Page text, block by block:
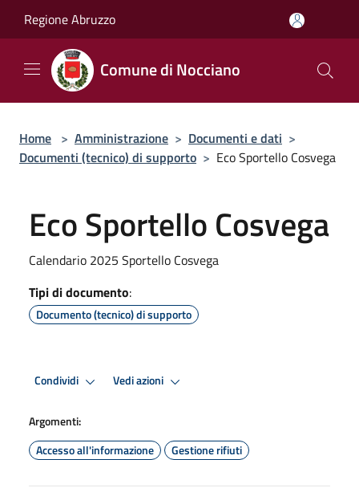
Regione Abruzzo
Comune di Nocciano
Home > Amministrazione > Documenti e dati >
Documenti (tecnico) di supporto > Eco Sportello Cosvega
Eco Sportello Cosvega
Calendario 2025 Sportello Cosvega
Tipi di documento:
Documento (tecnico) di supporto
Condividi Vedi azioni
Argomenti:
Accesso all'informazione
Gestione rifiuti